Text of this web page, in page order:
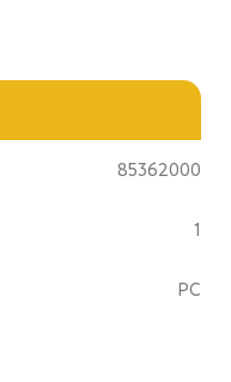
85362000
1
PC